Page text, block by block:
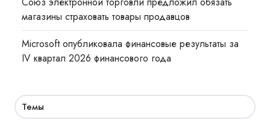
магазины страховать товары продавцов
Microsoft опубликовала финансовые результаты за
IV квартал 2026 финансового года
Темы